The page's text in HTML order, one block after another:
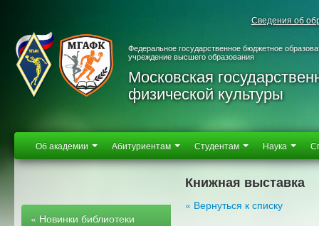
Сведения об
Федеральное государственное бюджетное
учреждение высшего образования
Московская
физической культуры
Об академии Абитуриентам Студентам Наука
« Новинки библиотеки
Книжная выставка
« Вернуться к списку